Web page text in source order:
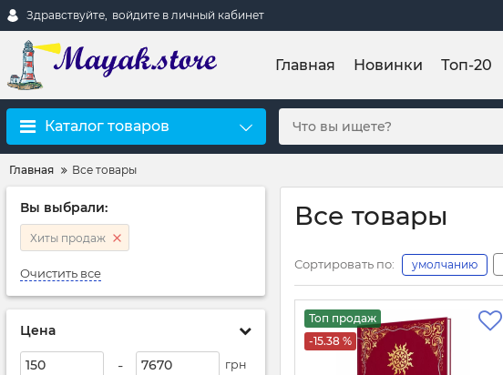
Здравствуйте, войдите в личный кабинет
Главная Новинки Топ-20
Каталог товаров
Главная Все товары
Вы выбрали:
Хиты продаж
Очистить все
Цена
- грн
Все товары
Сортировать по: умолчанию
Топ продаж
-15.38 %